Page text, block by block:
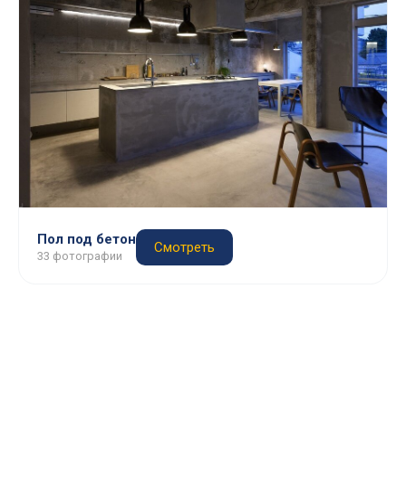
Пол под бетон
33 фотографии
Смотреть